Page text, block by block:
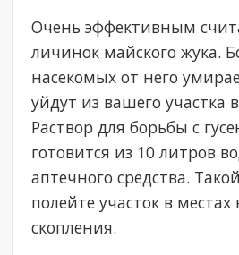
Очень эффективным
личинок майского жука.
насекомых от него
уйдут из вашего участка
Раствор для борьбы с
готовится из 10 литров
аптечного средства.
полейте участок в
скопления.